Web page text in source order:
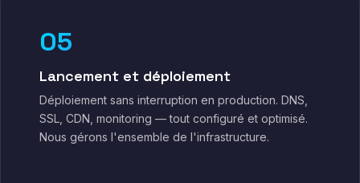
05
Lancement et déploiement
Déploiement sans interruption en production. DNS,
SSL, CDN, monitoring — tout configuré et optimisé.
Nous gérons l'ensemble de l'infrastructure.